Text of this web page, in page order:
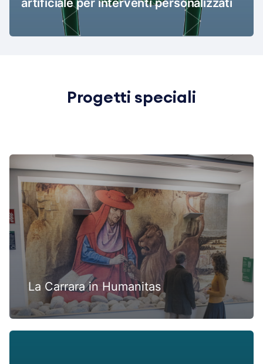
Progetti speciali
La Carrara in Humanitas